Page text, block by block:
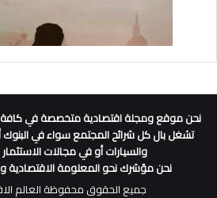
نحن موقع ومجلة اقتصادية متخصصة في كافة
تشغل بال كل شرائح المجتمع سواء في البنوك
والسيارات أو في مجالات
نحن مؤشرك نحو المعلومة الاقتصادية
جميع الحقوق محفوظة العالم